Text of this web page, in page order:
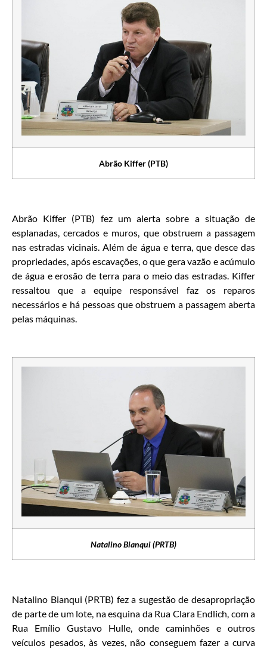
Abrão Kiffer (PTB)
Abrão Kiffer (PTB) fez um alerta sobre a situação de
esplanadas, cercados e muros, que obstruem a passagem
nas estradas vicinais. Além de água e terra, que desce das
propriedades, após escavações, o que gera vazão e acúmulo
de água e erosão de terra para o meio das estradas. Kiffer
ressaltou que a equipe responsável faz os reparos
necessários e há pessoas que obstruem a passagem aberta
pelas máquinas.
Natalino Bianqui (PRTB)
Natalino Bianqui (PRTB) fez a sugestão de desapropriação
de parte de um lote, na esquina da Rua Clara Endlich, com a
Rua Emílio Gustavo Hulle, onde caminhões e outros
veículos pesados, às vezes, não conseguem fazer a curva